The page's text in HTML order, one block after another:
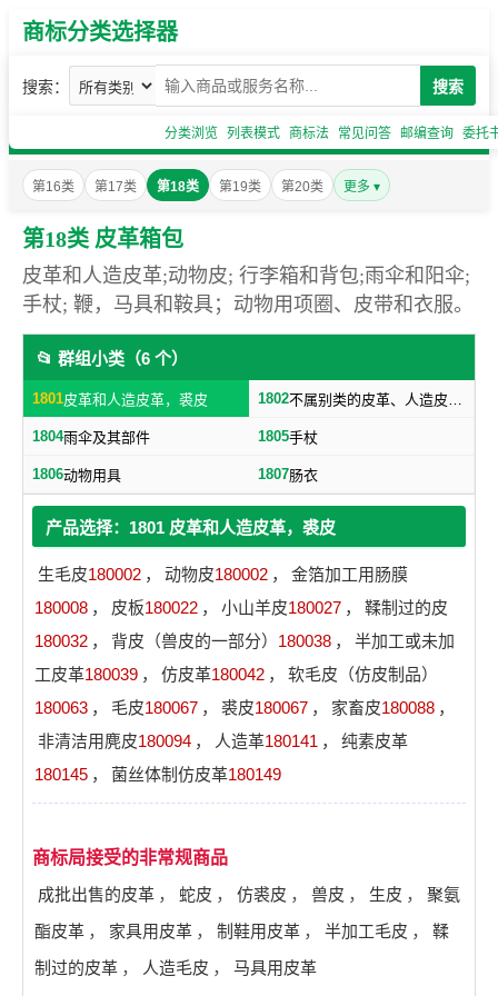
商标分类选择器
搜索： 搜索
分类浏览 列表模式 商标法 常见问答 邮编查询 委托
第16类 第17类 第18类 第19类 第20类 更多 ▾
第18类 皮革箱包
皮革和人造皮革;动物皮; 行李箱和背包;雨伞和阳伞;
手杖; 鞭，马具和鞍具；动物用项圈、皮带和衣服。
📂 群组小类（6 个）
1801皮革和人造皮革，裘皮 1802 不属别类的皮革、人造皮革制品，箱子及旅行袋，日用革制品
1804雨伞及其部件 1805手杖
1806动物用具 1807肠衣
产品选择：1801 皮革和人造皮革，裘皮
生毛皮180002 ， 动物皮180002 ，
金箔加工用肠膜
180008 ， 皮板180022 ， 小山羊皮180027 ，
鞣制过的皮
180032 ， 背皮（兽皮的一部分） 180038 ，
半加工或未加
工皮革180039 ， 仿皮革180042 ，
软毛皮（仿皮制品）
180063 ， 毛皮180067 ， 裘皮180067 ， 家畜皮180088 ，
非清洁用麂皮180094 ， 人造革180141 ，
纯素皮革
180145 ， 菌丝体制仿皮革180149
商标局接受的非常规商品
成批出售的皮革 ， 蛇皮 ， 仿裘皮 ， 兽皮 ， 生皮 ，
聚氨
酯皮革 ， 家具用皮革 ， 制鞋用皮革 ， 半加工毛皮 ，
鞣
制过的皮革 ， 人造毛皮 ， 马具用皮革